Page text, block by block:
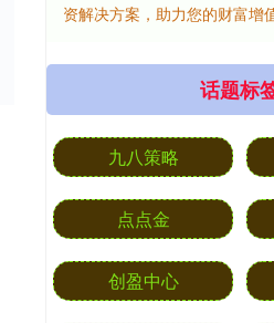
资解决方案，助力您的财富增
话题标
九八策略
点点金
创盈中心